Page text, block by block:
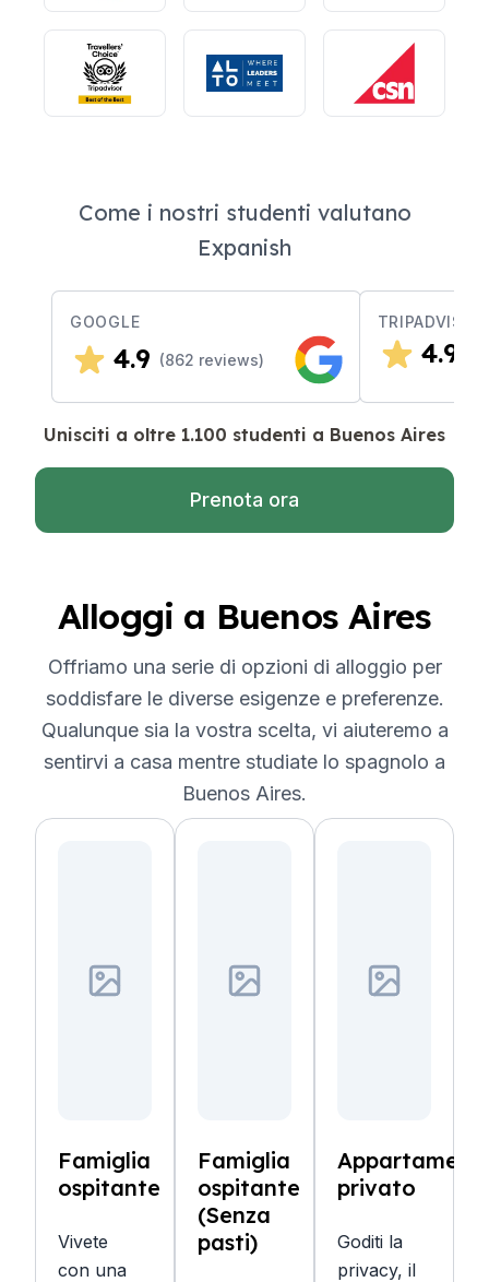
Come i nostri studenti valutano
Expanish
GOOGLE
4.9 (862 reviews)
TRIPADVISOR
4.9
Unisciti a oltre 1.100 studenti a Buenos Aires
Prenota ora
Alloggi a Buenos Aires
Offriamo una serie di opzioni di alloggio per
soddisfare le diverse esigenze e preferenze.
Qualunque sia la vostra scelta, vi aiuteremo a
sentirvi a casa mentre studiate lo spagnolo a
Buenos Aires.
Famiglia
ospitante
Vivete
con una
Famiglia
ospitante
(Senza
pasti)
privato
Goditi la
privacy, il